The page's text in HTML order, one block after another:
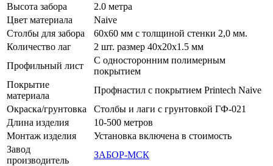
Высота забора
2.0 метра
Цвет материала
Naive
Столбы для забора
60х60 мм с толщиной стенки 2,0 мм.
Количество лаг
2 шт. размер 40х20х1.5 мм
Профильный лист
С односторонним полимерным
покрытием
Покрытие
материала
Профнастил с покрытием Printech Naive
Окраска/грунтовка
Столбы и лаги с грунтовкой ГФ-021
Длина изделия
10-500 метров
Монтаж изделия
Установка включена в стоимость
Завод
производитель
ЗАБОР-МСК